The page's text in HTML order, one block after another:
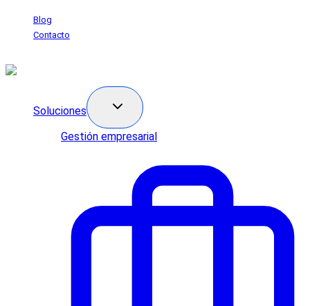
SaltarBlog
Contacto
Soluciones
Gestión empresarial